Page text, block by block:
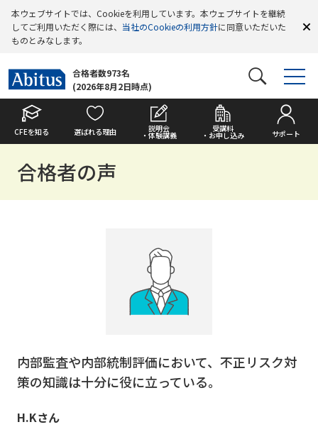
本ウェブサイトでは、Cookieを利用しています。本ウェブサイトを継続
してご利用いただく際には、 当社のCookieの利用方針に同意いただいた
ものとみなします。
合格者数973名
(2026年8月2日時点)
CFEを知る 選ばれる理由 説明会
・体験講義
受講料
・お申し込み サポート
合格者の声
内部監査や内部統制評価において、不正リスク対
策の知識は十分に役に立っている。
H.Kさん